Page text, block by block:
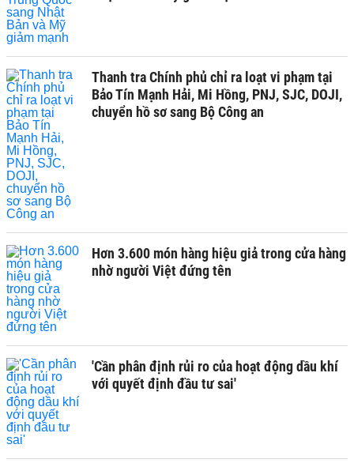
Thanh tra Chính phủ chỉ ra loạt vi phạm tại
Bảo Tín Mạnh Hải, Mi Hồng, PNJ, SJC, DOJI,
chuyển hồ sơ sang Bộ Công an
Hơn 3.600 món hàng hiệu giả trong cửa hàng
nhờ người Việt đứng tên
'Cần phân định rủi ro của hoạt động dầu khí
với quyết định đầu tư sai'